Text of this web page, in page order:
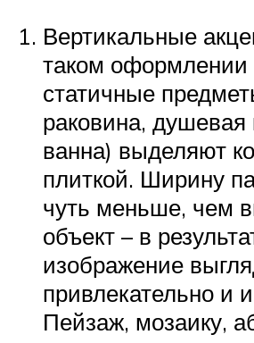
Вертикальные
таком
статичные
раковина, душевая
ванна) выделяют
плиткой. Ширину
чуть меньше, чем
объект – в
изображение
привлекательно и
Пейзаж, мозаику,